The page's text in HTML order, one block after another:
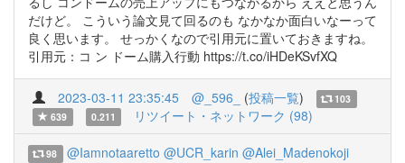
だけど。 こういう論文見て回るのも なかなか面白いなーって
良く思います。 せっかくなので引用元に置いておきますね。
引用元：コ ン ドーム購入行動 https://t.co/iHDeKSvfXQ
2023-03-11 23:35:45 @_596_ (投稿一覧)
103
639
0.211 リツイート・ネットワーク (98)
98 @Iamnotaaretto @UCR_karin @Alei_Madenokoji